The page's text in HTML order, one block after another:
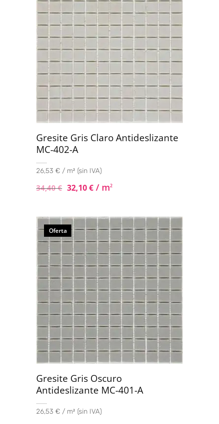
Gresite Gris Claro Antideslizante
MC-402-A
26,53 € / m² (sin IVA)
34,40€ 32,10€ / m2
Oferta
Gresite Gris Oscuro
Antideslizante MC-401-A
26,53 € / m² (sin IVA)